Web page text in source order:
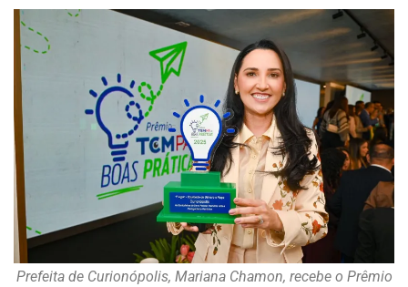
Prefeita de Curionópolis, Mariana Chamon, recebe o Prêmio